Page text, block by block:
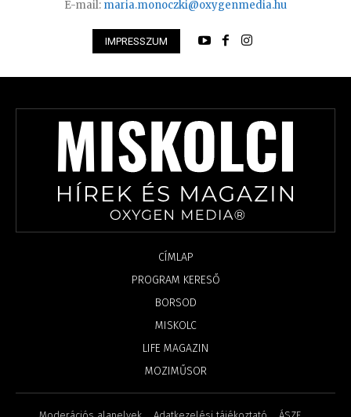
E-mail: maria.monoczki@oxygenmedia.hu
IMPRESSZUM
CÍMLAP
PROGRAM KERESŐ
BORSOD
MISKOLC
LIFE MAGAZIN
MOZIMŰSOR